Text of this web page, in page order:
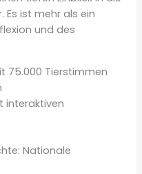
Es ist mehr als ein
und des
75.000 Tierstimmen
interaktiven
Nationale